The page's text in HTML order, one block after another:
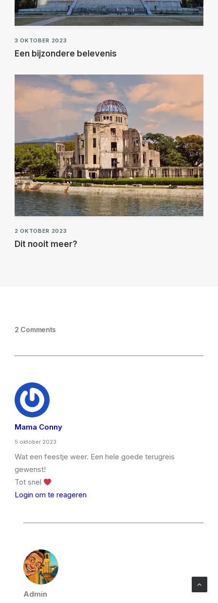
3 OKTOBER 2023
Een bijzondere belevenis
2 OKTOBER 2023
Dit nooit meer?
2 Comments
Mama Conny
5 oktober 2023
Wat een feestje weer. Een hele goede terugreis
gewenst!
Tot snel
Login om te reageren
Admin